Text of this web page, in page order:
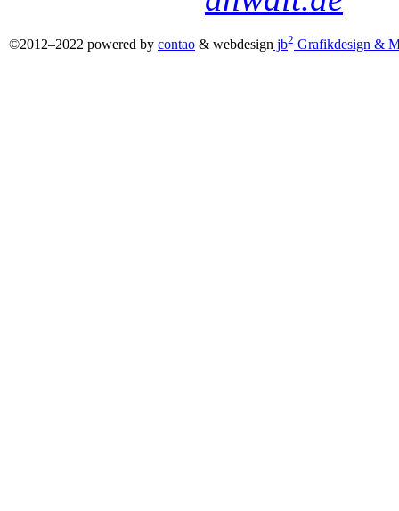
©2012–2022 powered by contao & webdesign jb2 Grafikdesign &